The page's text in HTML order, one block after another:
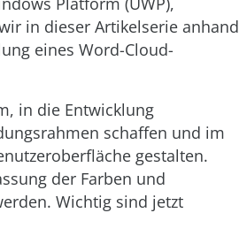
in dieser Artikelserie anhand
eines Word-Cloud-
in die Entwicklung
schaffen und im
gestalten.
der Farben und
Wichtig sind jetzt